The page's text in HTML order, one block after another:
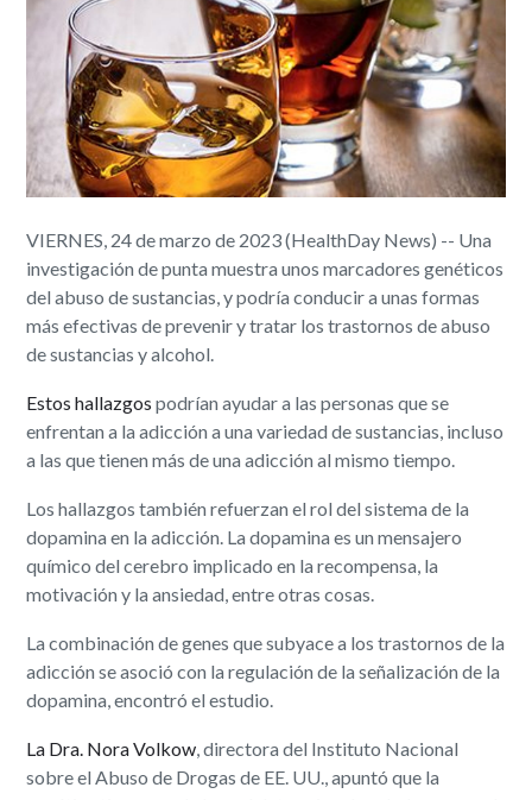
VIERNES, 24 de marzo de 2023 (HealthDay News) -- Una
investigación de punta muestra unos marcadores genéticos
del abuso de sustancias, y podría conducir a unas formas
más efectivas de prevenir y tratar los trastornos de abuso
de sustancias y alcohol.
Estos hallazgos podrían ayudar a las personas que se
enfrentan a la adicción a una variedad de sustancias, incluso
a las que tienen más de una adicción al mismo tiempo.
Los hallazgos también refuerzan el rol del sistema de la
dopamina en la adicción. La dopamina es un mensajero
químico del cerebro implicado en la recompensa, la
motivación y la ansiedad, entre otras cosas.
La combinación de genes que subyace a los trastornos de la
adicción se asoció con la regulación de la señalización de la
dopamina, encontró el estudio.
La Dra. Nora Volkow , directora del Instituto Nacional
sobre el Abuso de Drogas de EE. UU., apuntó que la